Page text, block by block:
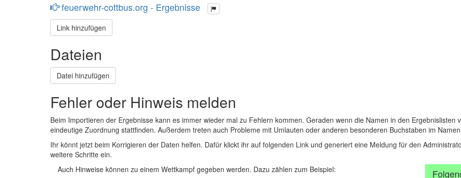
feuerwehr-cottbus.org - Ergebnisse
Link hinzufügen
Dateien
Datei hinzufügen
Fehler oder Hinweis melden
Beim Importieren der Ergebnisse kann es immer wieder mal zu Fehlern kommen. Geraden wenn die Namen in den Ergebnislisten
eindeutige Zuordnung stattfinden. Außerdem treten auch Probleme mit Umlauten oder anderen besonderen Buchstaben im
Ihr könnt jetzt beim Korrigieren der Daten helfen. Dafür klickt ihr auf folgenden Link und generiert eine Meldung für den
weitere Schritte ein.
Auch Hinweise können zu einem Wettkampf gegeben werden. Dazu zählen zum Beispiel: